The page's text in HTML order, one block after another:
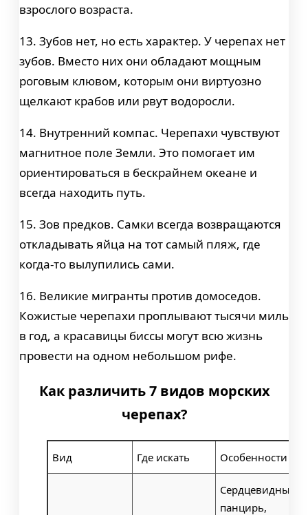
взрослого возраста.
13. Зубов нет, но есть характер. У черепах нет
зубов. Вместо них они обладают мощным
роговым клювом, которым они виртуозно
щелкают крабов или рвут водоросли.
14. Внутренний компас. Черепахи чувствуют
магнитное поле Земли. Это помогает им
ориентироваться в бескрайнем океане и
всегда находить путь.
15. Зов предков. Самки всегда возвращаются
откладывать яйца на тот самый пляж, где
когда-то вылупились сами.
16. Великие мигранты против домоседов.
Кожистые черепахи проплывают тысячи миль
в год, а красавицы биссы могут всю жизнь
провести на одном небольшом рифе.
Как различить 7 видов морских
черепах?
Вид Где искать Особенности
Сердцевидный
панцирь,